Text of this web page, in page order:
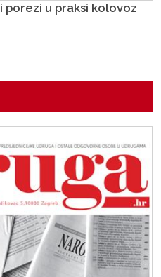
porezi u praksi kolovoz